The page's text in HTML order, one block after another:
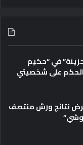
في “حكيم
الحكم على شخصيتي
نتائج ورش منتصف